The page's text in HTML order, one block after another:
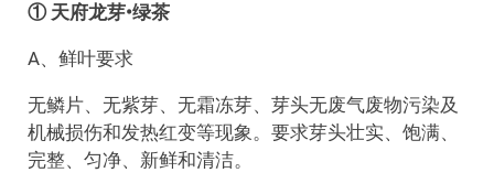
① 天府龙芽•绿茶
A、鲜叶要求
无鳞片、无紫芽、无霜冻芽、芽头无废气废物污染及
机械损伤和发热红变等现象。要求芽头壮实、饱满、
完整、匀净、新鲜和清洁。